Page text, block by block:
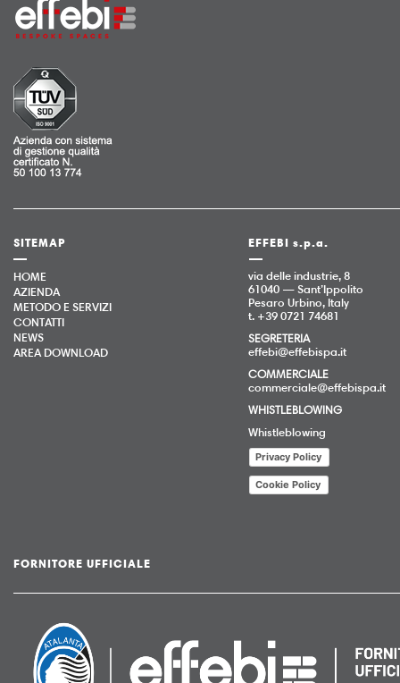
SITEMAP
HOME
AZIENDA
METODO E SERVIZI
CONTATTI
NEWS
AREA DOWNLOAD
EFFEBI s.p.a.
via delle industrie, 8
61040 — Sant’Ippolito
Pesaro Urbino, Italy
t. +39 0721 74681
SEGRETERIA
effebi@effebispa.it
COMMERCIALE
commerciale@effebispa.it
WHISTLEBLOWING
Whistleblowing
Privacy Policy
Cookie Policy
FORNITORE UFFICIALE